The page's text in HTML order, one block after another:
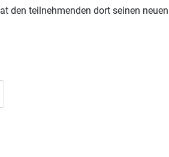
den teilnehmenden dort seinen